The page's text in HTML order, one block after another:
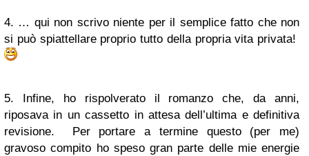
4. … qui non scrivo niente per il semplice fatto che non
si può spiattellare proprio tutto della propria vita privata!
5. Infine, ho rispolverato il romanzo che, da anni,
riposava in un cassetto in attesa dell’ultima e definitiva
revisione. Per portare a termine questo (per me)
gravoso compito ho speso gran parte delle mie energie